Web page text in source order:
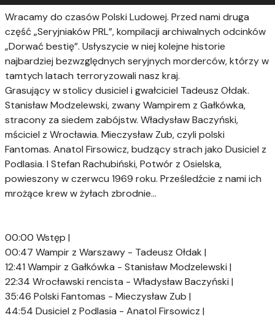
Wracamy do czasów Polski Ludowej. Przed nami druga
część „Seryjniaków PRL”, kompilacji archiwalnych odcinków
„Dorwać bestię”. Usłyszycie w niej kolejne historie
najbardziej bezwzględnych seryjnych morderców, którzy w
tamtych latach terroryzowali nasz kraj.
Grasujący w stolicy dusiciel i gwałciciel Tadeusz Ołdak.
Stanisław Modzelewski, zwany Wampirem z Gałkówka,
stracony za siedem zabójstw. Władysław Baczyński,
mściciel z Wrocławia. Mieczysław Zub, czyli polski
Fantomas. Anatol Firsowicz, budzący strach jako Dusiciel z
Podlasia. I Stefan Rachubiński, Potwór z Osielska,
powieszony w czerwcu 1969 roku. Prześledźcie z nami ich
mrożące krew w żyłach zbrodnie…
00:00 Wstęp |
00:47 Wampir z Warszawy - Tadeusz Ołdak |
12:41 Wampir z Gałkówka - Stanisław Modzelewski |
22:34 Wrocławski rencista - Władysław Baczyński |
35:46 Polski Fantomas - Mieczysław Zub |
44:54 Dusiciel z Podlasia - Anatol Firsowicz |